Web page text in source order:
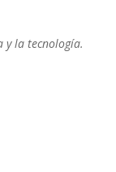
y la tecnología.